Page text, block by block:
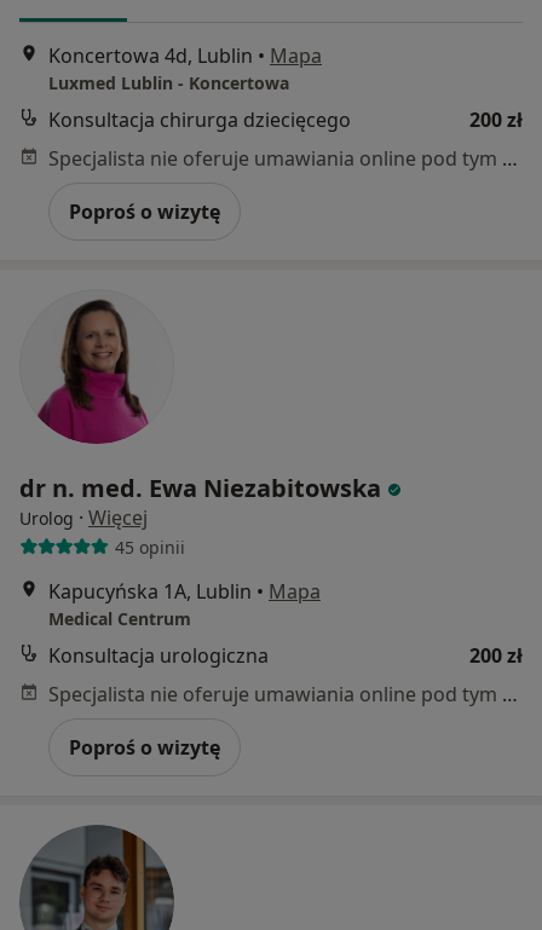
Koncertowa 4d, Lublin • Mapa
Luxmed Lublin - Koncertowa
Konsultacja chirurga dziecięcego
200 zł
Specjalista nie oferuje umawiania online pod tym adresem.
Poproś o wizytę
dr n. med. Ewa Niezabitowska
Urolog · Więcej
45 opinii
Kapucyńska 1A, Lublin • Mapa
Medical Centrum
Konsultacja urologiczna
200 zł
Specjalista nie oferuje umawiania online pod tym adresem.
Poproś o wizytę